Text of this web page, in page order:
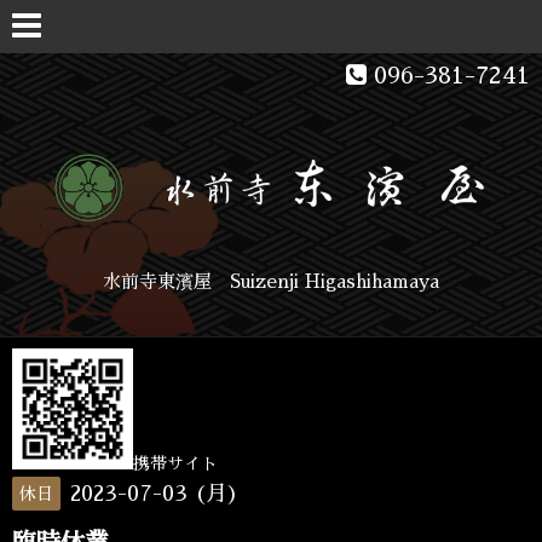
096-381-7241
水前寺東濱屋 Suizenji Higashihamaya
携帯サイト
休日
2023-07-03 (月)